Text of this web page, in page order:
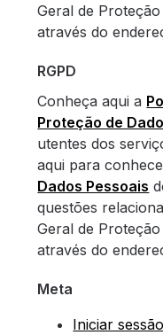
Geral de
através do
RGPD
Conheça aqui a
Proteção de
utentes dos
aqui para
Dados Pessoais
questões
Geral de
através do
Meta
Iniciar sessão